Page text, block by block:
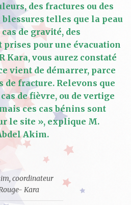
des fractures ou des
telles que la peau
de gravité, des
pour une évacuation
Kara, vous aurez constaté
vient de démarrer, parce
de fracture. Relevons que
de fièvre, ou de vertige
ces cas bénins sont
le site », explique M.
Akim.
coordinateur
Kara